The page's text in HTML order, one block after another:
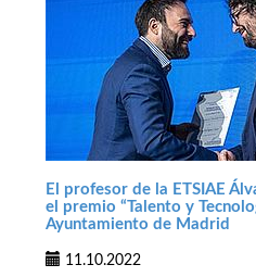
El profesor de la ETSIAE
el premio “Talento y
Ayuntamiento de Madrid
11.10.2022